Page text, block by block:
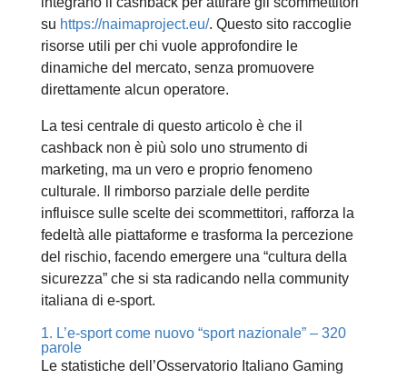
su https://naimaproject.eu/. Questo sito raccoglie
risorse utili per chi vuole approfondire le
dinamiche del mercato, senza promuovere
direttamente alcun operatore.
La tesi centrale di questo articolo è che il
cashback non è più solo uno strumento di
marketing, ma un vero e proprio fenomeno
culturale. Il rimborso parziale delle perdite
influisce sulle scelte dei scommettitori, rafforza la
fedeltà alle piattaforme e trasforma la percezione
del rischio, facendo emergere una “cultura della
sicurezza” che si sta radicando nella community
italiana di e‑sport.
1. L’e‑sport come nuovo “sport nazionale” – 320
parole
Le statistiche dell’Osservatorio Italiano Gaming